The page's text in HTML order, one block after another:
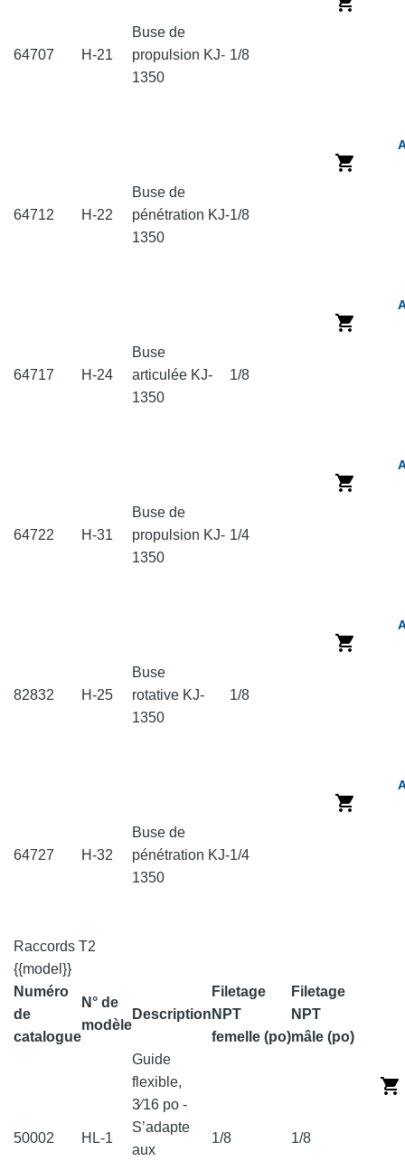
64707 H-21
Buse de
propulsion KJ-
1350
1/8
64712 H-22
Buse de
pénétration KJ-
1350
1/8
64717 H-24
Buse
articulée KJ-
1350
1/8
64722 H-31
Buse de
propulsion KJ-
1350
1/4
82832 H-25
Buse
rotative KJ-
1350
1/8
64727 H-32
Buse de
pénétration KJ-
1350
1/4
Raccords T2
{{model}}
Numéro
de
catalogue
N° de
modèle
Description
Filetage
NPT
femelle (po)
Filetage
NPT
mâle (po)
50002 HL-1
Guide
flexible,
3⁄16 po -
S’adapte
aux
1/8 1/8